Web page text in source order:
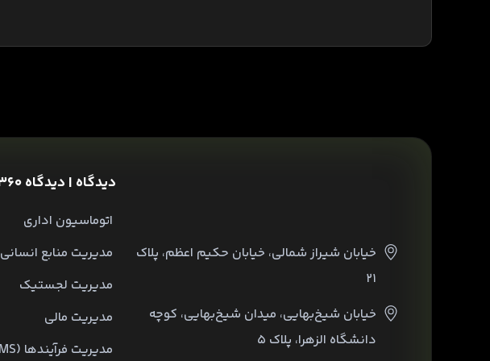
خیابان شیراز شمالی، خیابان حکیم اعظم، پلاک
۲۱
خیابان شیخ‌بهایی، میدان شیخ‌بهایی، کوچه
دانشگاه الزهرا، پلاک ۵
دیدگاه | دیدگاه 360
اتوماسیون اداری
مدیریت منابع انسانی
مدیریت لجستیک
مدیریت مالی
مدیریت فرآیندها (BPMS)